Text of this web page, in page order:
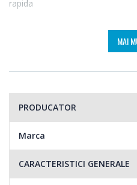
rapida
Datorita designului inovator al
pe lame in timpul utilizarii,
MAI
PRODUCATOR
Marca
CARACTERISTICI GENERALE